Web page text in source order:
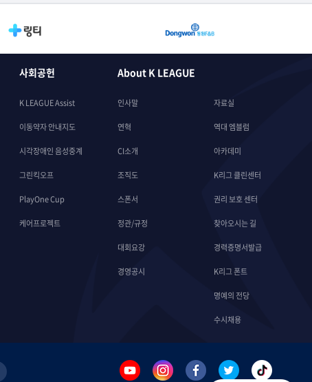
사회공헌
K LEAGUE Assist
이동약자 안내지도
시각장애인 음성중계
그린킥오프
PlayOne Cup
케어프로젝트
About K LEAGUE
인사말
연혁
CI소개
조직도
스폰서
정관/규정
대회요강
경영공시
자료실
역대 엠블럼
아카데미
K리그 클린센터
권리 보호 센터
찾아오시는 길
경력증명서발급
K리그 폰트
명예의 전당
수시채용